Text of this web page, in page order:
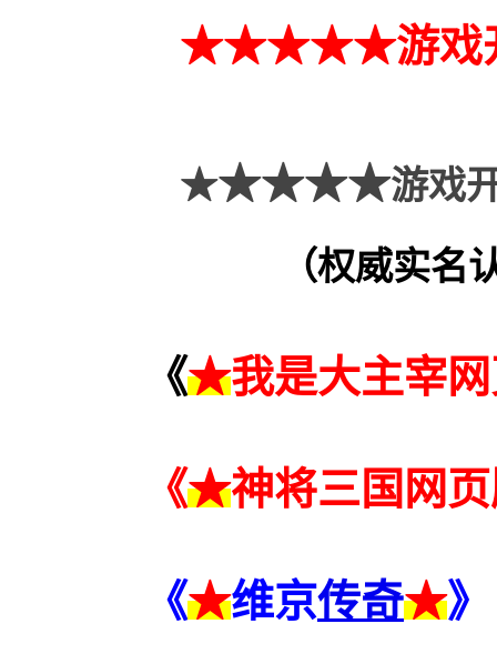
★★★★★游戏
★★★★★游戏
（权威实名
《★我是大主宰
《★神将三国网
《★维京传奇★》